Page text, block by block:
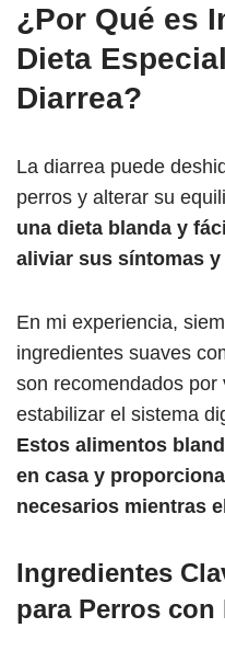
¿Por Qué es
Dieta
Diarrea?
La diarrea puede
perros y alterar su
una dieta blanda y
aliviar sus síntomas
En mi experiencia,
ingredientes suaves
son recomendados
estabilizar el sistema
Estos alimentos
en casa y
necesarios mientras
Ingredientes
para Perros con